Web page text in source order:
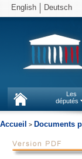
English Deutsch
Les
députés
Accueil > Documents